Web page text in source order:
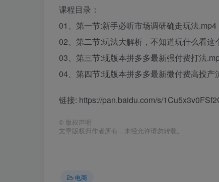
课程目录：
01、第一节:新手必听市场调研确走玩法.mp4
02、第二节:玩法大解析，不知道玩什么看这
03、第三节:现版本拼多多最新强付费打法
04、第四节:现版本拼多多最新微付费高投产
链接: https://pan.baidu.com/s/
© 版权声明
文章版权归作者所有，未经允许请勿转载。
电商